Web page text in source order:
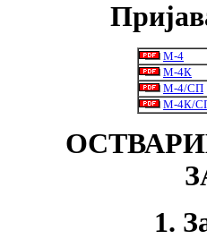
М-4
М-4К
М-4/СП
М-4К/
1.